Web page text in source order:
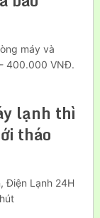
máy và
400.000 VNĐ.
lạnh thì
tháo
Điện Lạnh 24H